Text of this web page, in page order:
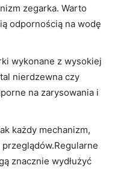
zegarka. Warto
odpornością ​na wodę
wykonane z ‌wysokiej
nierdzewna⁢ czy
na zarysowania i
każdy mechanizm,⁢
znacznie ‌wydłużyć